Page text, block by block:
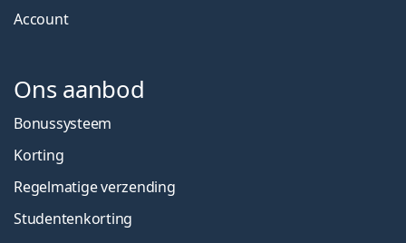
Account
Ons aanbod
Bonussysteem
Korting
Regelmatige verzending
Studentenkorting